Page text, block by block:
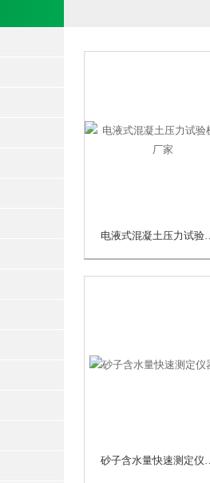
电液式混
砂子含水